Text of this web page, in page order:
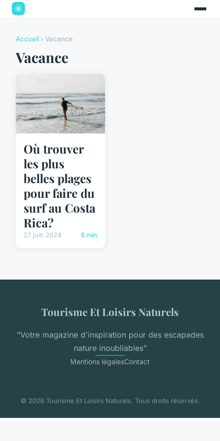
Accueil › Vacance
Vacance
Où trouver
les plus
belles plages
pour faire du
surf au Costa
Rica?
27 juin 2024 6 min
Tourisme Et Loisirs Naturels
“Votre magazine d'inspiration pour des escapades
nature inoubliables”
Mentions légalesContact
© 2026 Tourisme Et Loisirs Naturels. Tous droits réservés.